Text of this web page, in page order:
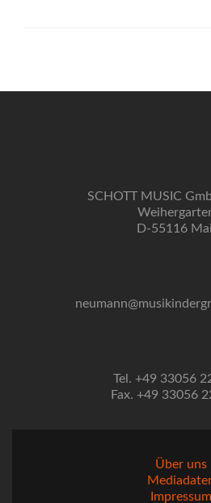
SCHOTT MUSIC
D-55116
Tel. +49 33056
Fax. +49 33056
Über uns
Impressum